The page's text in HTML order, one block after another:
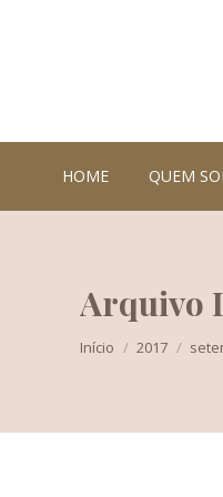
HOME QUEM
Arquivo
Você está aqui:
Início 2017